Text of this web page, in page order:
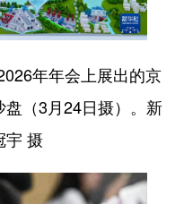
年年会上展出的京
盘（3月24日摄）。新
宇 摄